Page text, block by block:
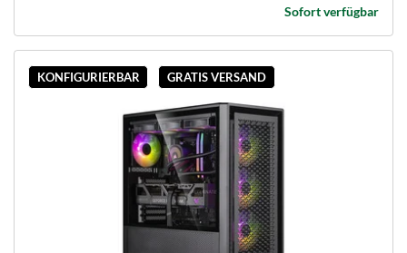
Sofort verfügbar
KONFIGURIERBAR GRATIS VERSAND